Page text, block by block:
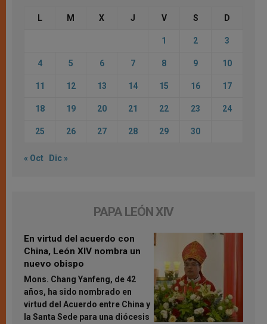
L M X J V S D
1 2 3
4 5 6 7 8 9 10
11 12 13 14 15 16 17
18 19 20 21 22 23 24
25 26 27 28 29 30
« Oct Dic »
PAPA LEÓN XIV
En virtud del acuerdo con
China, León XIV nombra un
nuevo obispo
Mons. Chang Yanfeng, de 42
años, ha sido nombrado en
virtud del Acuerdo entre China y
la Santa Sede para una diócesis